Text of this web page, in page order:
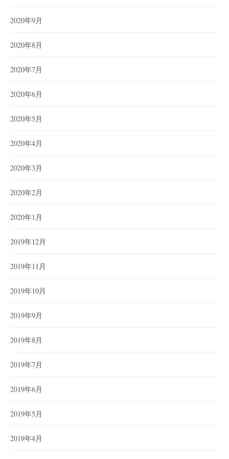
2020年9月
2020年8月
2020年7月
2020年6月
2020年5月
2020年4月
2020年3月
2020年2月
2020年1月
2019年12月
2019年11月
2019年10月
2019年9月
2019年8月
2019年7月
2019年6月
2019年5月
2019年4月